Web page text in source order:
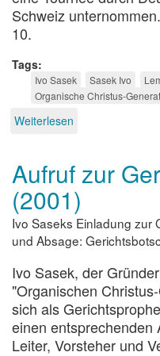
Schweiz
10.
Tags
Ivo Sasek Sasek Ivo
Organische Christus-
Weiterlesen
Aufruf zur
(2001)
Ivo Saseks Einladung zur
und Absage:
Ivo Sasek, der
"Organischen
sich als
einen entsprechenden
Leiter, Vorsteher und